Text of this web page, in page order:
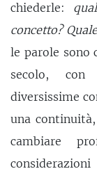
chiederle:
concetto?
le parole sono
secolo, con
diversissime
una
cambiare